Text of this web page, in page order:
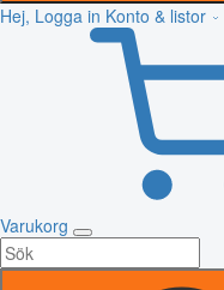
Hej, Logga in Konto & listor
Varukorg